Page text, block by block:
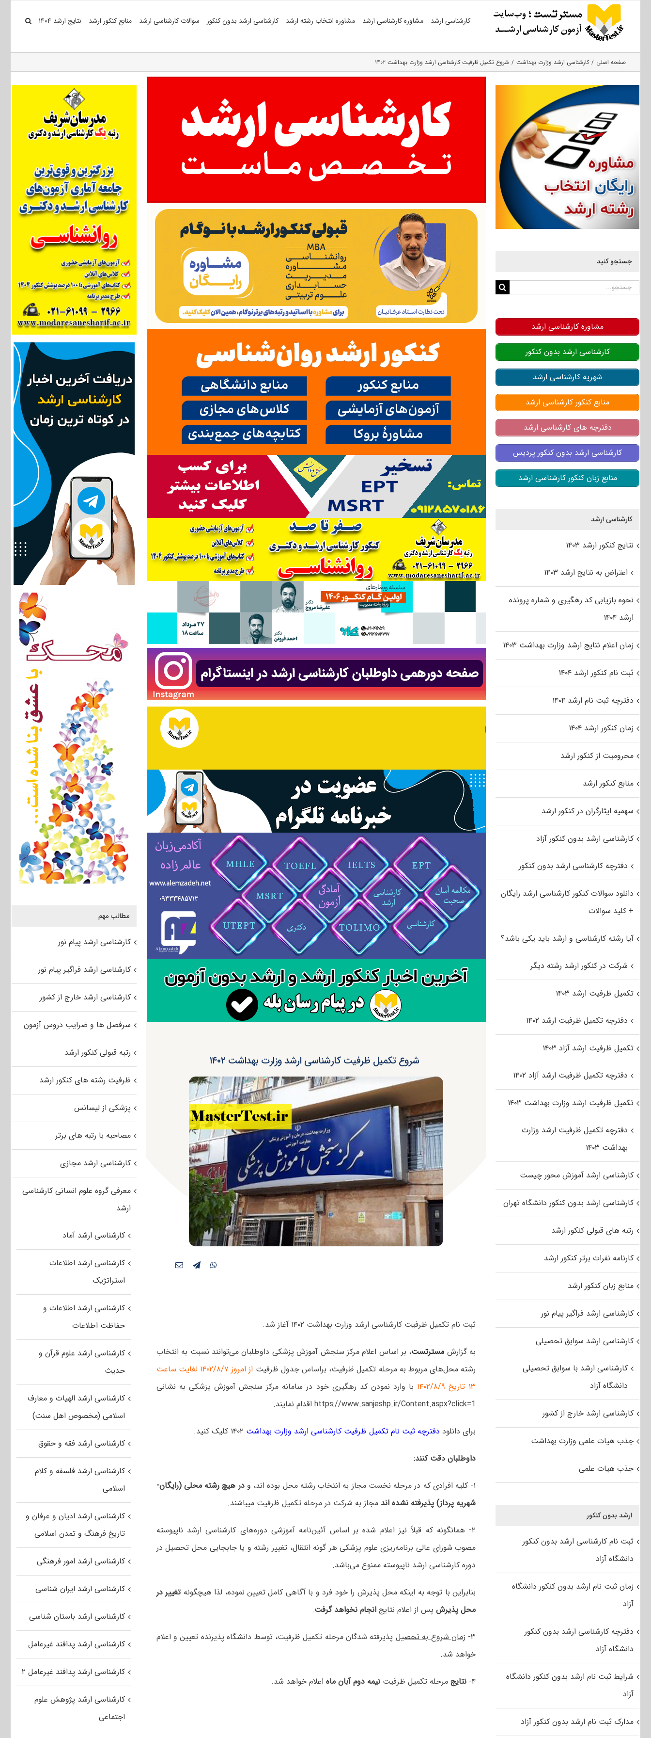
کارشناسی ارشد مشاوره کارشناسی ارشد مشاوره انتخاب رشته ارشد کارشناسی ارشد بدون کنکور سوالات کارشناسی ارشد منابع کنکور ارشد نتایج ارشد ۱۴۰۴
صفحه اصلی کارشناسی ارشد وزارت بهداشت شروع تکمیل ظرفیت کارشناسی ارشد وزارت بهداشت ۱۴۰۲
شروع تکمیل ظرفیت کارشناسی ارشد وزارت بهداشت ۱۴۰۲
ثبت نام تکمیل ظرفیت کارشناسی ارشد وزارت بهداشت ۱۴۰۲ آغاز شد.
به گزارش مسترتست، بر اساس اعلام مرکز سنجش آموزش پزشکی داوطلبان می‌توانند نسبت به انتخاب
رشته محل‌های مربوط به مرحله تکمیل ظرفیت، براساس جدول ظرفیت
از امروز ۱۴۰۲/۸/۷ لغایت ساعت
۱۳ تاریخ ۱۴۰۲/۸/۹
با وارد نمودن کد رهگیری خود در سامانه مرکز سنجش آموزش پزشکی به نشانی
https://www.sanjeshp.ir/Content.aspx?click=1 اقدام نمایند.
برای دانلود دفترچه ثبت نام تکمیل ظرفیت کارشناسی ارشد وزارت بهداشت
داوطلبان دقت کنند:
۱- کلیه افرادی که در مرحله نخست مجاز به انتخاب رشته محل بوده اند، و
در هیچ رشته محلی (رایگان-
شهریه پرداز) پذیرفته نشده اند مجاز به شرکت در مرحله تکمیل ظرفیت میباشند.
۲- همانگونه که قبلاً نیز اعلام شده بر اساس آئین‌نامه آموزشی دوره‌های کارشناسی ارشد ناپیوسته
مصوب شورای عالی برنامه‌ریزی علوم پزشکی هر گونه انتقال، تغییر رشته و یا جابجایی محل تحصیل در
دوره کارشناسی ارشد ناپیوسته ممنوع می‌باشد.
بنابراین با توجه به اینکه محل پذیرش را خود فرد و با آگاهی کامل تعیین نموده، لذا هیچگونهتغییر در
محل پذیرشپس از اعلام نتایج انجام نخواهد گرفت.
۳- زمان شروع به تحصیل پذیرفته شدگان مرحله تکمیل ظرفیت، توسط دانشگاه پذیرنده تعیین و اعلام
خواهد شد.
۴- نتایجمرحله تکمیل ظرفیت نیمه دوم آبان ماهاعلام خواهد شد.
مطالب مهم
کارشناسی ارشد پیام نور
کارشناسی ارشد فراگیر پیام نور
کارشناسی ارشد خارج از کشور
سرفصل ها و ضرایب دروس آزمون
رتبه قبولی کنکور ارشد
ظرفیت رشته های کنکور ارشد
پزشکی از لیسانس
مصاحبه با رتبه های برتر
کارشناسی ارشد مجازی
معرفی گروه علوم انسانی کارشناسی
ارشد
کارشناسی ارشد آماد
کارشناسی ارشد اطلاعات
استراتژیک
کارشناسی ارشد اطلاعات و
حفاظت اطلاعات
کارشناسی ارشد علوم قرآن و
حدیث
کارشناسی ارشد الهیات و معارف
اسلامی (مخصوص اهل سنت)
کارشناسی ارشد فقه و حقوق
کارشناسی ارشد فلسفه و کلام
اسلامی
کارشناسی ارشد ادیان و عرفان و
تاریخ فرهنگ و تمدن اسلامی
کارشناسی ارشد امور فرهنگی
کارشناسی ارشد ایران شناسی
کارشناسی ارشد باستان شناسی
کارشناسی ارشد پدافند غیرعامل
کارشناسی ارشد پدافند غیرعامل ۲
کارشناسی ارشد پژوهش علوم
اجتماعی
جستجو کنید
جستجو
مشاوره کارشناسی ارشد
کارشناسی ارشد بدون کنکور
شهریه کارشناسی ارشد
منابع کنکور کارشناسی ارشد
دفترچه های کارشناسی ارشد
کارشناسی ارشد بدون کنکور پردیس
منابع زبان کنکور کارشناسی ارشد
کارشناسی ارشد
نتایج کنکور ارشد ۱۴۰۳
اعتراض به نتایج ارشد ۱۴۰۳
نحوه بازیابی کد رهگیری و شماره پرونده
ارشد ۱۴۰۴
زمان اعلام نتایج ارشد وزارت بهداشت ۱۴۰۳
ثبت نام کنکور ارشد ۱۴۰۴
دفترچه ثبت نام ارشد ۱۴۰۴
زمان کنکور ارشد ۱۴۰۴
محرومیت از کنکور ارشد
منابع کنکور ارشد
سهمیه ایثارگران در کنکور ارشد
کارشناسی ارشد بدون کنکور آزاد
دفترچه کارشناسی ارشد بدون کنکور
دانلود سوالات کنکور کارشناسی ارشد رایگان
+ کلید سوالات
آیا رشته کارشناسی و ارشد باید یکی باشد؟
شرکت در کنکور ارشد رشته دیگر
تکمیل ظرفیت ارشد ۱۴۰۳
دفترچه تکمیل ظرفیت ارشد ۱۴۰۲
تکمیل ظرفیت ارشد آزاد ۱۴۰۳
دفترچه تکمیل ظرفیت ارشد آزاد ۱۴۰۲
تکمیل ظرفیت ارشد وزارت بهداشت ۱۴۰۳
دفترچه تکمیل ظرفیت ارشد وزارت
بهداشت ۱۴۰۳
کارشناسی ارشد آموزش محور چیست
کارشناسی ارشد بدون کنکور دانشگاه تهران
رتبه های قبولی کنکور ارشد
کارنامه نفرات برتر کنکور ارشد
منابع زبان کنکور ارشد
کارشناسی ارشد فراگیر پیام نور
کارشناسی ارشد سوابق تحصیلی
کارشناسی ارشد با سوابق تحصیلی
دانشگاه آزاد
کارشناسی ارشد خارج از کشور
جذب هیات علمی وزارت بهداشت
جذب هیات علمی
ارشد بدون کنکور
ثبت نام کارشناسی ارشد بدون کنکور
دانشگاه آزاد
زمان ثبت نام ارشد بدون کنکور دانشگاه
آزاد
دفترچه کارشناسی ارشد بدون کنکور
دانشگاه آزاد
شرایط ثبت نام ارشد بدون کنکور دانشگاه
آزاد
مدارک ثبت نام ارشد بدون کنکور آزاد